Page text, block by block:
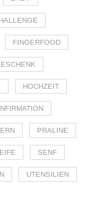
FINGERFOOD
HOCHZEIT
PRALINE
SENF
UTENSILIEN